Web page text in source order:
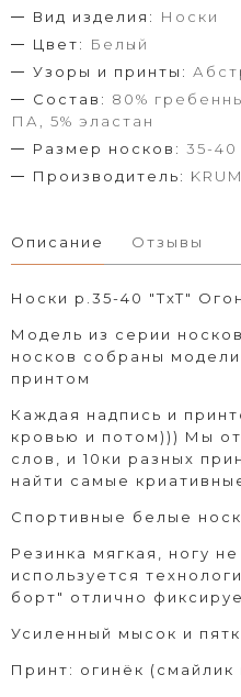
Вид изделия:
Носки
Цвет:
Белый
Узоры и принты:
Состав: 80%
ПА, 5% эластан
Размер носков: 35-40
Производитель:
Описание Отзывы
Носки р.35-40 "TxT"
Модель из серии
носков собраны
принтом
Каждая надпись и
кровью и потом))) Мы
слов, и 10ки разных
найти самые
Спортивные белые
Резинка мягкая, ногу
используется
борт" отлично
Усиленный мысок и
Принт: огинёк (смайлик